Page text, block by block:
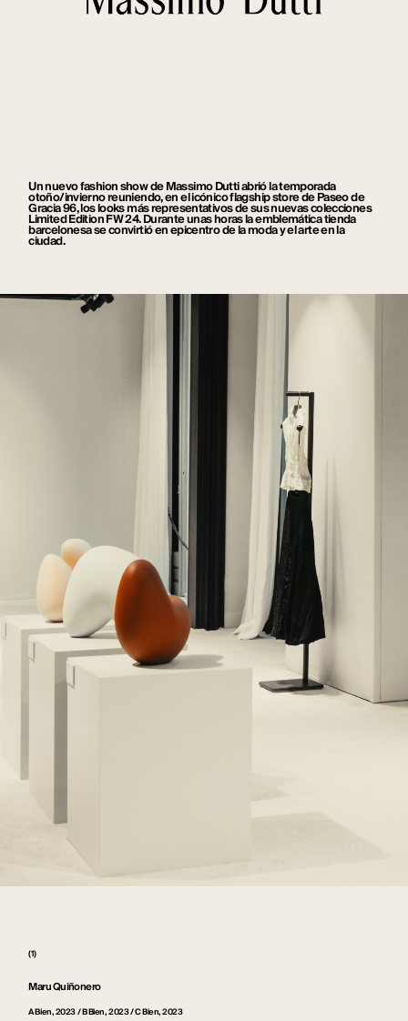
(1)
Maru Quiñonero
A Bien, 2023 / B Bien, 2023 / C Bien, 2023
Un nuevo fashion show de Massimo Dutti abrió la temporada
otoño/invierno reuniendo, en el icónico flagship store de Paseo de
Gracia 96, los looks más representativos de sus nuevas colecciones
Limited Edition FW 24. Durante unas horas la emblemática tienda
barcelonesa se convirtió en epicentro de la moda y el arte en la
ciudad.